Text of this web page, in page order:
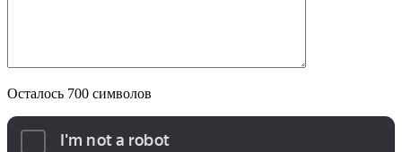
Осталось 700 символов